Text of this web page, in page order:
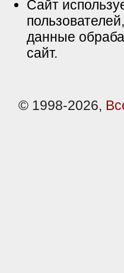
Сайт
данные
сайт.
© 1998-2026,